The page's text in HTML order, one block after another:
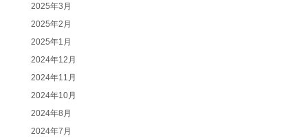
2025年3月
2025年2月
2025年1月
2024年12月
2024年11月
2024年10月
2024年8月
2024年7月